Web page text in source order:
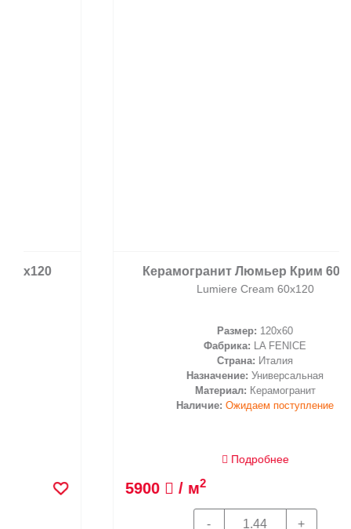
Керамогранит Люмьер Крим 60х120
Lumiere Cream 60х120
120x60
LA FENICE
Италия
Универсальная
Керамогранит
Ожидаем поступление
5900 / м2